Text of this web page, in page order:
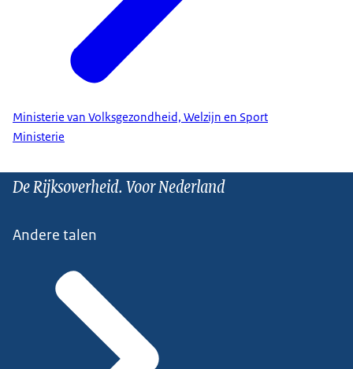
Ministerie van Volksgezondheid, Welzijn en Sport
Ministerie
De Rijksoverheid. Voor Nederland
Andere talen